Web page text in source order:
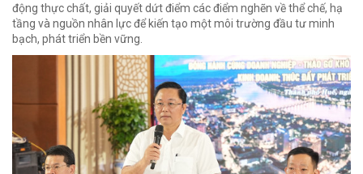
động thực chất, giải quyết dứt điểm các điểm nghẽn về thể chế, hạ
tầng và nguồn nhân lực để kiến tạo một môi trường đầu tư minh
bạch, phát triển bền vững.